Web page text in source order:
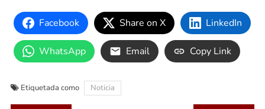
Facebook Share on X LinkedIn
WhatsApp Email Copy Link
Etiquetada como Noticia